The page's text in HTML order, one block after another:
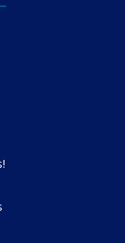
!